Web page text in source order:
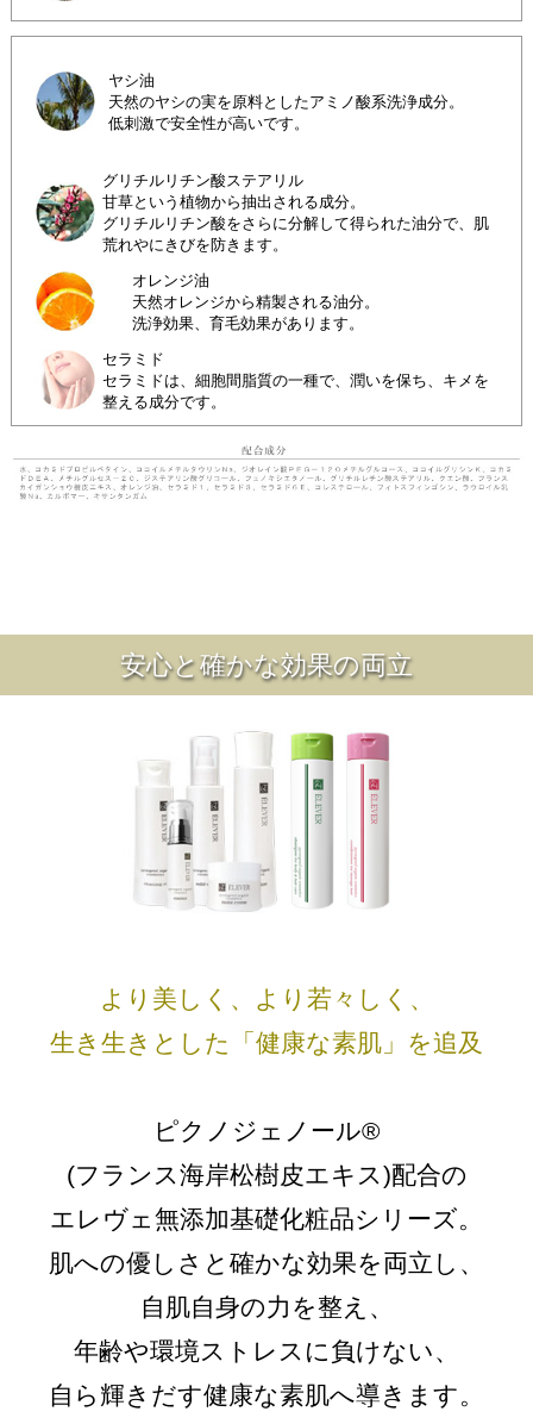
ヤシ油
天然のヤシの実を原料としたアミノ酸系洗浄成分。
低刺激で安全性が高いです。
グリチルリチン酸ステアリル
甘草という植物から抽出される成分。
グリチルリチン酸をさらに分解して得られた油分で、肌
荒れやにきびを防きます。
オレンジ油
天然オレンジから精製される油分。
洗浄効果、育毛効果があります。
セラミド
セラミドは、細胞間脂質の一種で、潤いを保ち、キメを
整える成分です。
安心と確かな効果の両立
より美しく、より若々しく、
生き生きとした「健康な素肌」を追及
ピクノジェノール®
(フランス海岸松樹皮エキス)配合の
エレヴェ無添加基礎化粧品シリーズ。
肌への優しさと確かな効果を両立し、
自肌自身の力を整え、
年齢や環境ストレスに負けない、
自ら輝きだす健康な素肌へ導きます。